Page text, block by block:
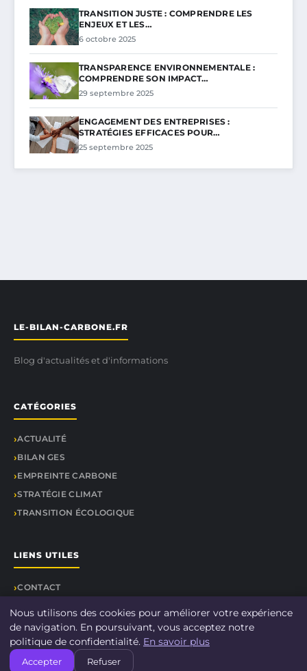
TRANSITION JUSTE : COMPRENDRE LES
ENJEUX ET LES…
6 octobre 2025
TRANSPARENCE ENVIRONNEMENTALE :
COMPRENDRE SON IMPACT…
29 septembre 2025
ENGAGEMENT DES ENTREPRISES :
STRATÉGIES EFFICACES POUR…
25 septembre 2025
LE-BILAN-CARBONE.FR
Blog d'actualités et d'informations
CATÉGORIES
ACTUALITÉ
BILAN GES
EMPREINTE CARBONE
STRATÉGIE CLIMAT
TRANSITION ÉCOLOGIQUE
LIENS UTILES
CONTACT
© 2026 Le-bilan-carbone.fr. Tous droits réservés.
À propos
Mentions légales
Nous utilisons des cookies pour améliorer votre expérience
de navigation. En poursuivant, vous acceptez notre
politique de confidentialité. En savoir plus
Accepter Refuser